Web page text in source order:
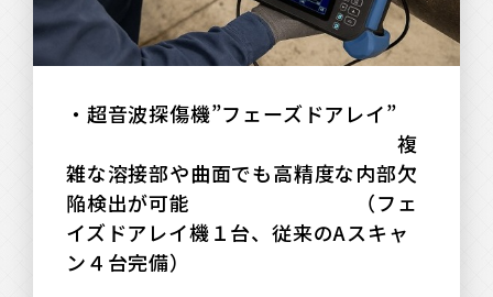
・超音波探傷機”フェーズドアレイ”
複
雑な溶接部や曲面でも高精度な内部欠
陥検出が可能
（フェ
イズドアレイ機１台、従来のAスキャ
ン４台完備）